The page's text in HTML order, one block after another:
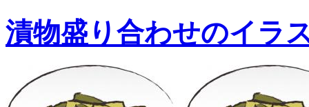
漬物盛り合わせのイラ